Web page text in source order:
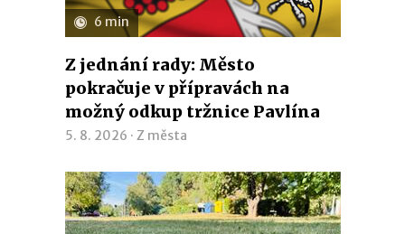
6 min
Z jednání rady: Město
pokračuje v přípravách na
možný odkup tržnice Pavlína
5. 8. 2026 · Z města